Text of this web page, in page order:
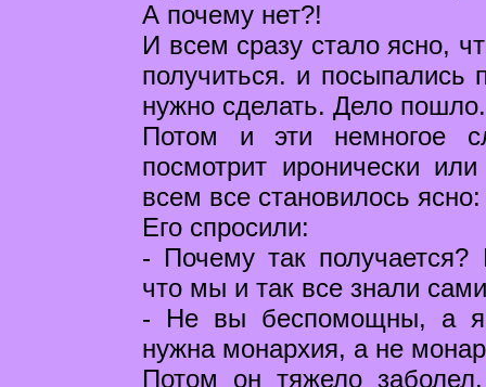
А почему нет?!
И всем сразу стало ясно,
получиться. и посыпались
нужно сделать. Дело пошло.
Потом и эти немногое
посмотрит иронически
всем все становилось
Его спросили:
- Почему так
что мы и так все знали
- Не вы беспомощны, а я
нужна монархия, а не
Потом он тяжело